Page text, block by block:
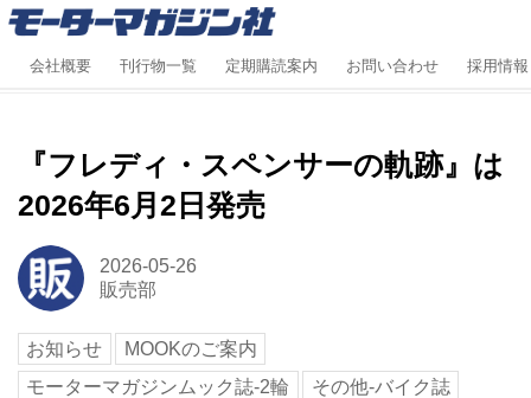
会社概要 刊行物一覧 定期購読案内 お問い合わせ 採用情報
『フレディ・スペンサーの軌跡』は
2026年6月2日発売
2026-05-26
販売部
お知らせ
MOOKのご案内
モーターマガジンムック誌-2輪
その他-バイク誌